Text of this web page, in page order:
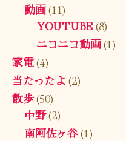
動画(11)
YOUTUBE(8)
ニコニコ動画(1)
家電(4)
当たったよ(2)
散歩(50)
中野(2)
南阿佐ヶ谷(1)